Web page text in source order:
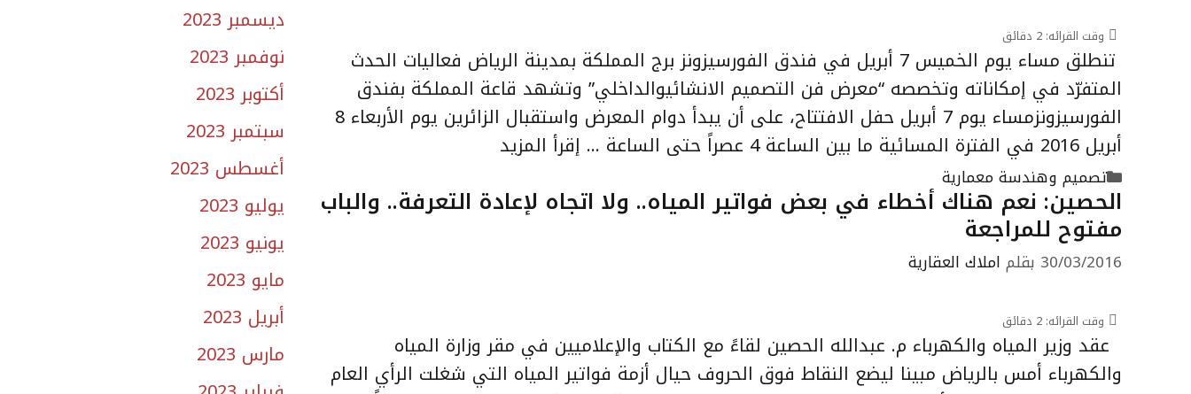
وقت القرائه: 2 دقائق
تنطلق مساء يوم الخميس 7 أبريل في فندق الفورسيزونز برج المملكة بمدينة الرياض فعاليات الحدث
المتفرّد في إمكاناته وتخصصه “معرض فن التصميم الانشائيوالداخلي” وتشهد قاعة المملكة بفندق
الفورسيزونزمساء يوم 7 أبريل حفل الافتتاح، على أن يبدأ دوام المعرض واستقبال الزائرين يوم الأربعاء 8
أبريل 2016 في الفترة المسائية ما بين الساعة 4 عصراً حتى الساعة …
إقرأ المزيد
التصنيفات
تصميم وهندسة معمارية
الحصين: نعم هناك أخطاء في بعض فواتير المياه.. ولا اتجاه لإعادة التعرفة.. والباب
مفتوح للمراجعة
30/03/2016 بقلم املاك العقارية
وقت القرائه: 2 دقائق
عقد وزير المياه والكهرباء م. عبدالله الحصين لقاءً مع الكتاب والإعلاميين في مقر وزارة المياه
والكهرباء أمس بالرياض مبينا ليضع النقاط فوق الحروف حيال أزمة فواتير المياه التي شغلت الرأي العام
ديسمبر 2023
نوفمبر 2023
أكتوبر 2023
سبتمبر 2023
أغسطس 2023
يوليو 2023
يونيو 2023
مايو 2023
أبريل 2023
مارس 2023